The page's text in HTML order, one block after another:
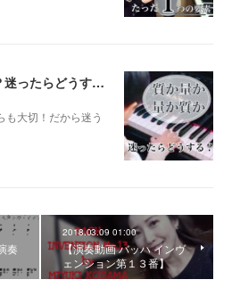
質か量か？量か質か？？迷ったらどうする？？？
も大切！だから迷う
奏
2018.03.09 01:00
【演奏動画 バッハ インヴ
ェンション第１３番】